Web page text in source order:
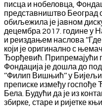
писца и нобеловца,
представништво Београд
обиљежила је јавном
децембра 2017. године у
и реиздањем наслова
који је оригинално с
Ђорђевић. Припремајући
Фондација је дошла до
’’Филип Вишњић’’ у
преписке између госпође
Бела. Будући да је из
збирке, старе и ријетке